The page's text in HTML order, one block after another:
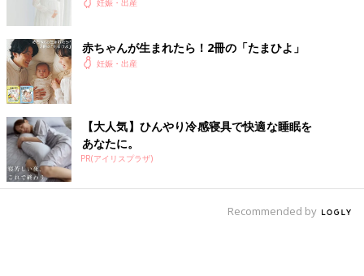
のYouTubeから学んだ夫がつわり中にしたことと
赤ちゃんが生まれたら！2冊の「たまひよ」
妊娠・出産
【大人気】ひんやり冷感寝具で快適な睡眠を
あなたに。
PR(アイリスプラザ)
Recommended by